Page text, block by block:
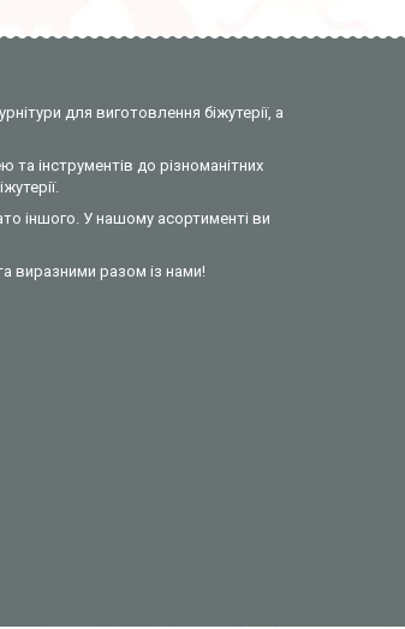
для виготовлення біжутерії, а
та інструментів до різноманітних
іншого. У нашому асортименті ви
виразними разом із нами!